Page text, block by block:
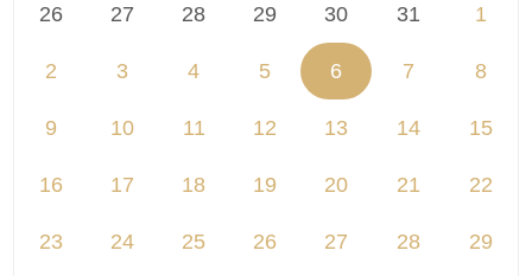
26 27 28 29 30 31 1
2 3 4 5 6 7 8
9 10 11 12 13 14 15
16 17 18 19 20 21 22
23 24 25 26 27 28 29